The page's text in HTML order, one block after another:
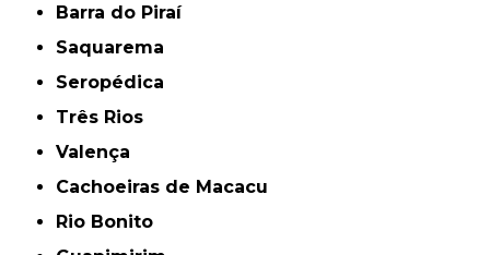
Barra do Piraí
Saquarema
Seropédica
Três Rios
Valença
Cachoeiras de Macacu
Rio Bonito